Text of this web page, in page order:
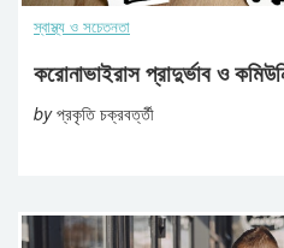
স্বাস্থ্য ও সচেতনতা
করোনাভাইরাস প্রাদুর্ভাব ও
byপ্রকৃতি চক্রবর্ত্তী